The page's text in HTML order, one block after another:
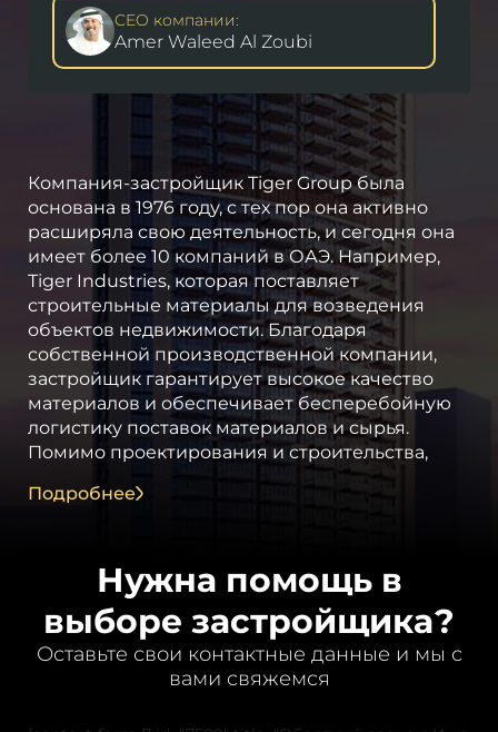
CEO компании:
Amer Waleed Al Zoubi
Компания-застройщик Tiger Group была
основана в 1976 году, с тех пор она активно
расширяла свою деятельность, и сегодня она
имеет более 10 компаний в ОАЭ. Например,
Tiger Industries, которая поставляет
строительные материалы для возведения
объектов недвижимости. Благодаря
собственной производственной компании,
застройщик гарантирует высокое качество
материалов и обеспечивает бесперебойную
логистику поставок материалов и сырья.
Помимо проектирования и строительства,
организация стала преуспевать в управлении
объектами, гостиничном бизнесе,
Tiger Group — один из крупнейших
застройщиков на территории ОАЭ. Фирма с
главным офисом в Шардже реализовывает
свои проекты и в Дубае. Ее вице-президентом
является Валид Мохаммад Аль Зуби.
Подробнее
Нужна помощь в
выборе застройщика?
Оставьте свои контактные данные и мы с
вами свяжемся